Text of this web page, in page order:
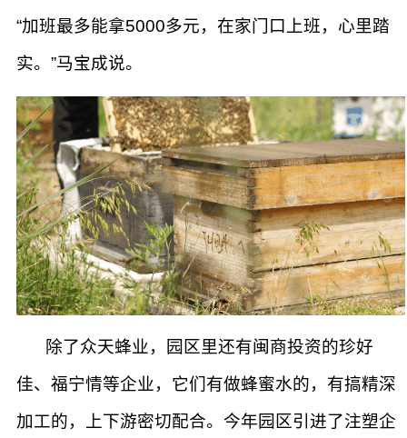
“加班最多能拿5000多元，在家门口上班，心里踏
实。”马宝成说。
除了众天蜂业，园区里还有闽商投资的珍好
佳、福宁情等企业，它们有做蜂蜜水的，有搞精深
加工的，上下游密切配合。今年园区引进了注塑企